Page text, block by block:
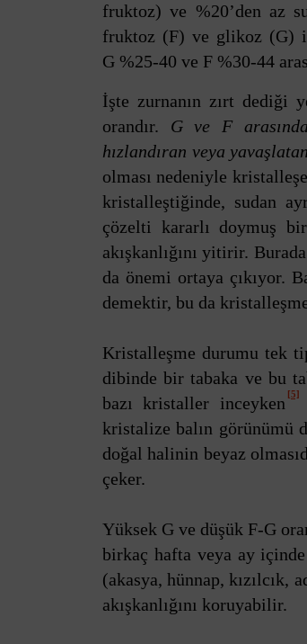
fruktoz) ve %20’den az
fruktoz (F) ve glikoz (G)
G %25-40 ve F %30-44
İşte zurnanın zırt dediği
orandır. G ve F
hızlandıran veya
olması nedeniyle
kristalleştiğinde, sudan
çözelti kararlı doymuş
akışkanlığını yitirir.
da önemi ortaya çıkıyor.
demektir, bu da
Kristalleşme durumu tek
dibinde bir tabaka ve bu
bazı kristaller inceyken [5]
kristalize balın görünümü
doğal halinin beyaz
çeker.
Yüksek G ve düşük F-G
birkaç hafta veya ay
(akasya, hünnap, kızılcık,
akışkanlığını koruyabilir.